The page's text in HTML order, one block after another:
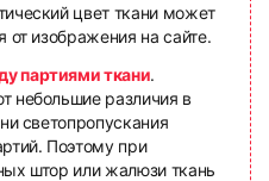
цвет ткани может
от изображения на сайте.
партиями ткани.
небольшие различия в
светопропускания
Поэтому при
штор или жалюзи ткань